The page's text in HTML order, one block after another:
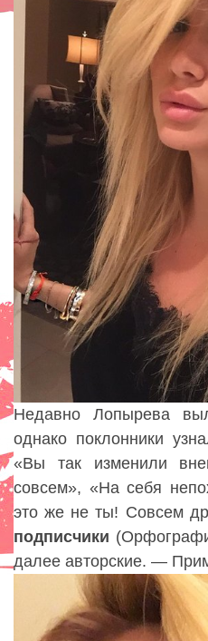
Недавно Лопырева
однако поклонники
«Вы так изменили
совсем», «На себя
это же не ты! Совсем
подписчики
далее авторские. —